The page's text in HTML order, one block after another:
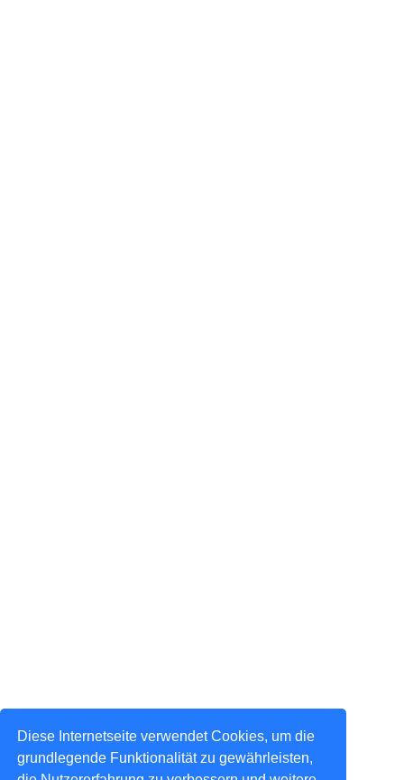
Diese Internetseite verwendet Cookies, um die
grundlegende Funktionalität zu gewährleisten,